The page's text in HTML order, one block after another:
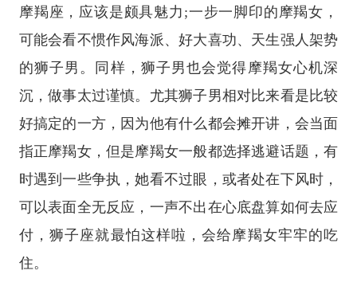
摩羯座 ，应该是颇具魅力;一步一脚印的摩羯女，
可能会看不惯作风海派、好大喜功、天生强人架势
的狮子男。同样，狮子男也会觉得摩羯女心机深
沉，做事太过谨慎。尤其狮子男相对比来看是比较
好搞定的一方，因为他有什么都会摊开讲，会当面
指正摩羯女，但是摩羯女一般都选择逃避话题，有
时遇到一些争执，她看不过眼，或者处在下风时，
可以表面全无反应，一声不出在心底盘算如何去应
付，狮子座就最怕这样啦，会给摩羯女牢牢的吃
住。